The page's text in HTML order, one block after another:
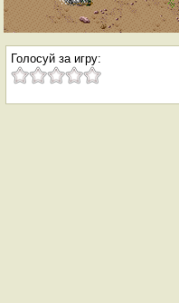
Голосуй за игру: